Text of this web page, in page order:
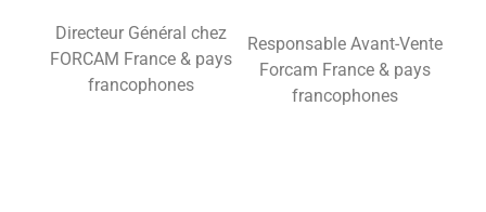
Directeur Général chez
FORCAM France & pays
francophones
Responsable Avant-Vente
Forcam France & pays
francophones